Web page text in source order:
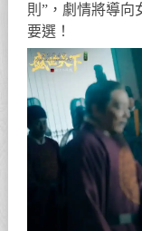
則”，劇情將導向
要選！